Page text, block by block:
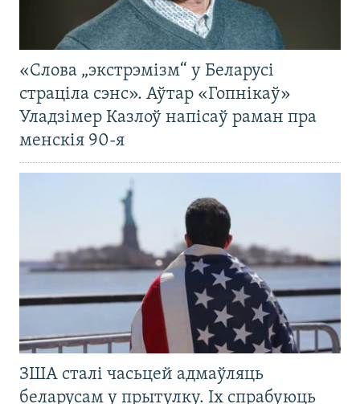
«Слова „экстрэмізм“ у Беларусі
страціла сэнс». Аўтар «Гопнікаў»
Уладзімер Казлоў напісаў раман пра
менскія 90-я
ЗША сталі часьцей адмаўляць
беларусам у прытулку. Іх спрабуюць